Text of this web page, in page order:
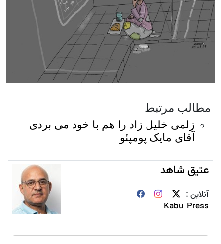
مطالب مرتبط
زلمی خلیل زاد را هم با خود می بردی
آقای مایک پومپئو
عتیق شاهد
آنلاین :
Kabul Press